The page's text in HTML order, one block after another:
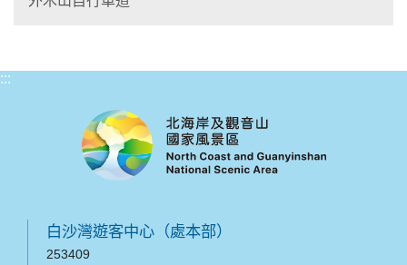
:::
白沙灣遊客中心（處本部）
253409